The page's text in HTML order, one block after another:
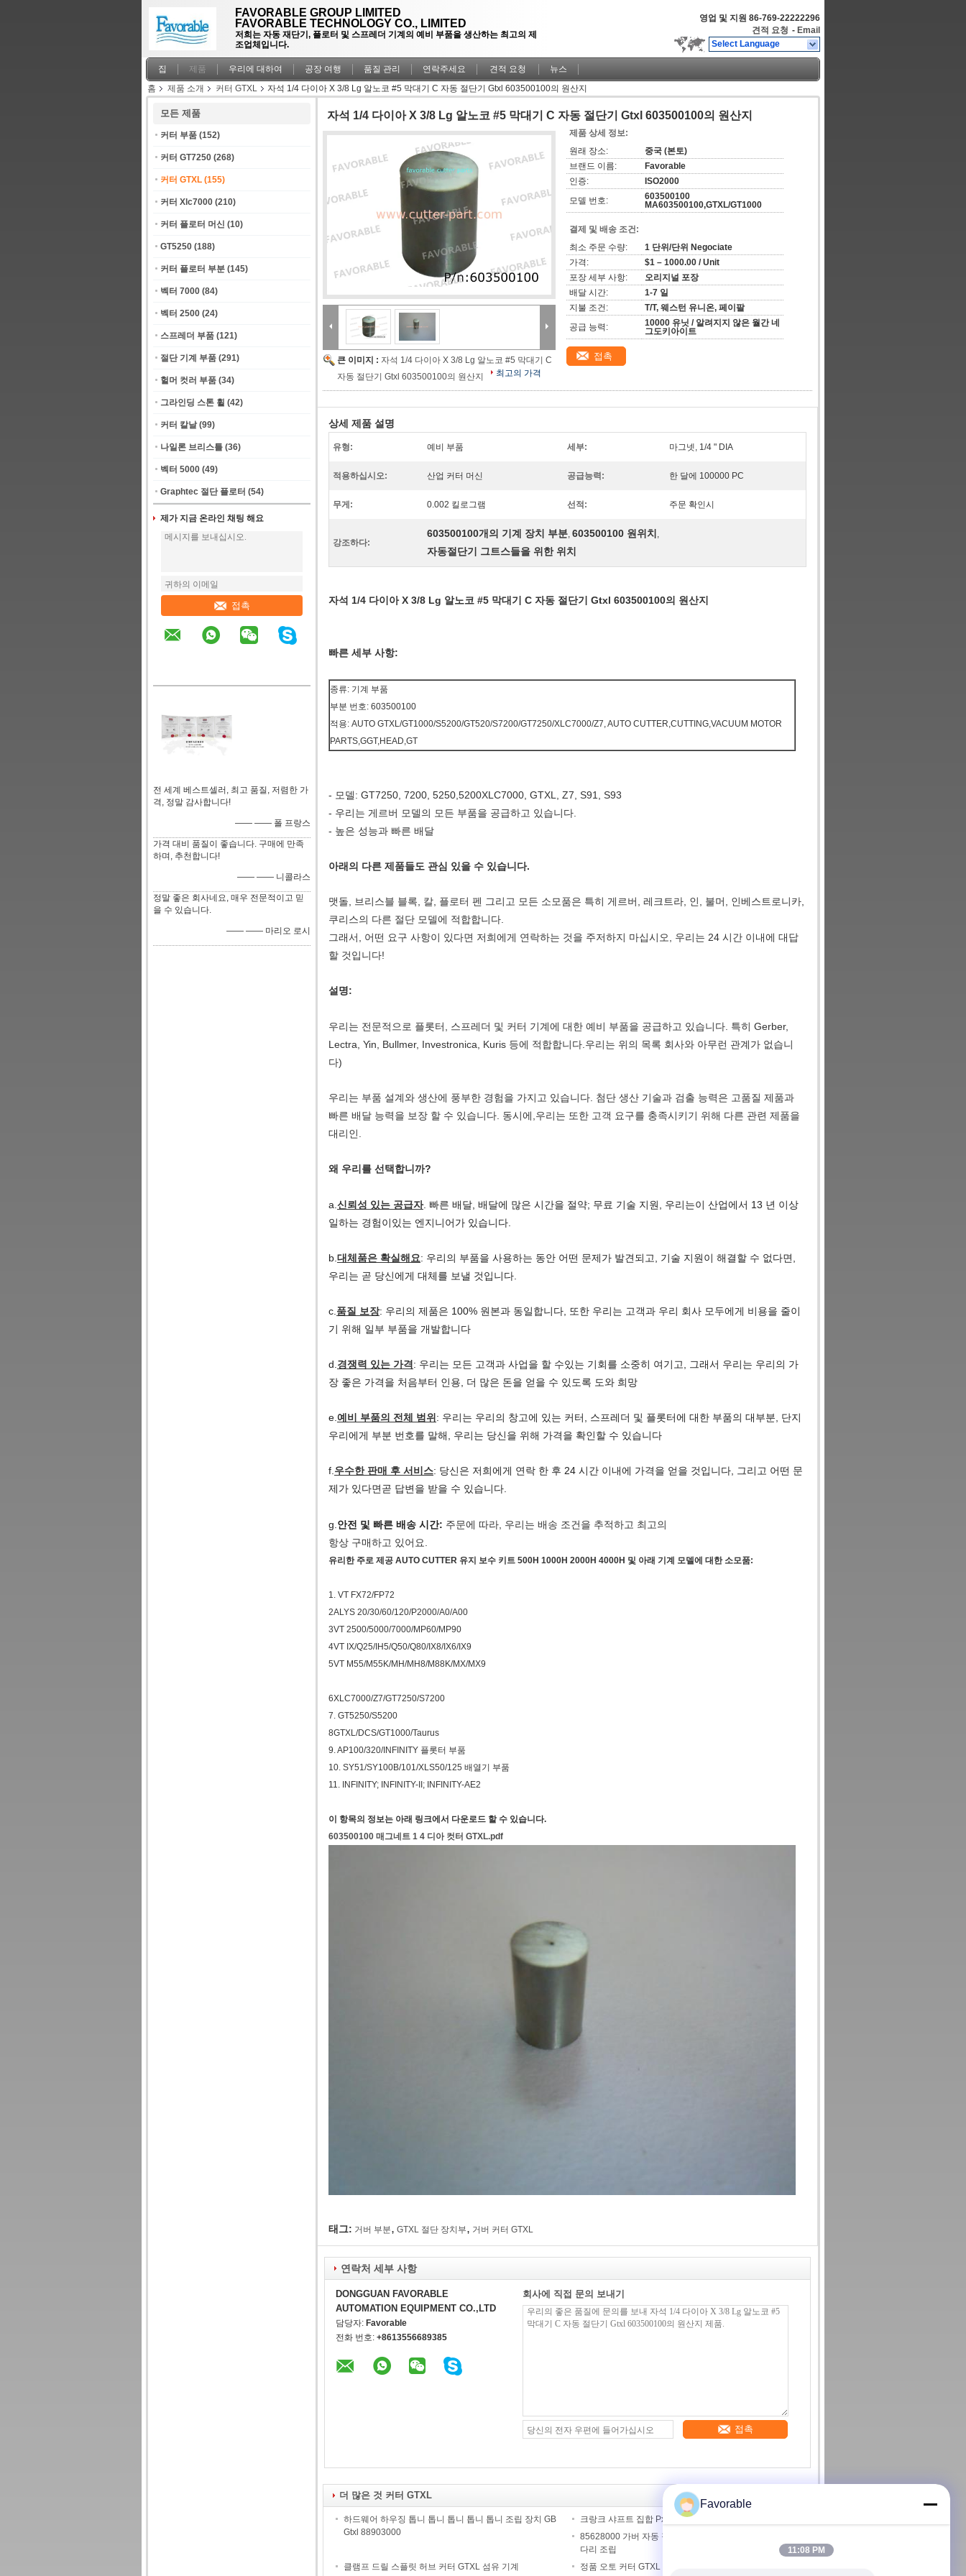
FAVORABLE GROUP LIMITED
FAVORABLE TECHNOLOGY CO., LIMITED
저희는 자동 재단기, 플로터 및 스프레더 기계의 예비 부품을 생산하는 최고의 제
조업체입니다.
영업 및 지원 86-769-22222296
견적 요청 - Email
Select Language
집 제품 우리에 대하여 공장 여행 품질 관리 연락주세요 견적 요청
뉴스
홈
제품 소개 커터 GTXL 자석 1/4 다이아 X 3/8 Lg 알노코 #5 막대기 C 자동 절단기 Gtxl 603500100의 원산지
모든 제품
커터 부품 (152)
커터 GT7250 (268)
커터 GTXL (155)
커터 Xlc7000 (210)
커터 플로터 머신 (10)
GT5250 (188)
커터 플로터 부분 (145)
벡터 7000 (84)
벡터 2500 (24)
스프레더 부품 (121)
절단 기계 부품 (291)
헐머 컷러 부품 (34)
그라인딩 스톤 휠 (42)
커터 칼날 (99)
나일론 브리스틀 (36)
벡터 5000 (49)
Graphtec 절단 플로터 (54)
제가 지금 온라인 채팅 해요
접촉
전 세계 베스트셀러, 최고 품질, 저렴한 가
격, 정말 감사합니다!
—— —— 폴 프랑스
가격 대비 품질이 좋습니다. 구매에 만족
하며, 추천합니다!
—— —— 니콜라스
정말 좋은 회사네요, 매우 전문적이고 믿
을 수 있습니다.
—— —— 마리오 로시
자석 1/4 다이아 X 3/8 Lg 알노코 #5 막대기 C 자동 절단기 Gtxl 603500100의 원산지
큰 이미지 : 자석 1/4 다이아 X 3/8 Lg 알노코 #5 막대기 C
자동 절단기 Gtxl 603500100의 원산지
최고의 가격
제품 상세 정보:
원래 장소:
중국 (본토)
브랜드 이름:
Favorable
인증:
ISO2000
모델 번호:
603500100
MA603500100,GTXL/GT1000
결제 및 배송 조건:
최소 주문 수량:
1 단위/단위 Negociate
가격:
$1 – 1000.00 / Unit
포장 세부 사항:
오리지널 포장
배달 시간:
1-7 일
지불 조건:
T/T, 웨스턴 유니온, 페이팔
공급 능력:
10000 유닛 / 알려지지 않은 월간 네
그도키아이트
접촉
상세 제품 설명
유형: 예비 부품 세부: 마그넷, 1/4 " DIA
적용하십시오: 산업 커터 머신 공급능력: 한 달에 100000 PC
무게: 0.002 킬로그램 선적: 주문 확인시
강조하다:
603500100개의 기계 장치 부분, 603500100 원위치 ,
자동절단기 그트스들을 위한 위치
자석 1/4 다이아 X 3/8 Lg 알노코 #5 막대기 C 자동 절단기 Gtxl 603500100의 원산지
빠른 세부 사항:
종류: 기계 부품
부분 번호: 603500100
적용: AUTO GTXL/GT1000/S5200/GT520/S7200/GT7250/XLC7000/Z7, AUTO CUTTER,CUTTING,VACUUM MOTOR
PARTS,GGT,HEAD,GT
- 모델: GT7250, 7200, 5250,5200XLC7000, GTXL, Z7, S91, S93
- 우리는 게르버 모델의 모든 부품을 공급하고 있습니다.
- 높은 성능과 빠른 배달
아래의 다른 제품들도 관심 있을 수 있습니다.
맷돌, 브리스블 블록, 칼, 플로터 펜 그리고 모든 소모품은 특히 게르버, 레크트라, 인, 불머, 인베스트로니카,
쿠리스의 다른 절단 모델에 적합합니다.
그래서, 어떤 요구 사항이 있다면 저희에게 연락하는 것을 주저하지 마십시오, 우리는 24 시간 이내에 대답
할 것입니다!
설명:
우리는 전문적으로 플롯터, 스프레더 및 커터 기계에 대한 예비 부품을 공급하고 있습니다. 특히 Gerber,
Lectra, Yin, Bullmer, Investronica, Kuris 등에 적합합니다.우리는 위의 목록 회사와 아무런 관계가 없습니
다)
우리는 부품 설계와 생산에 풍부한 경험을 가지고 있습니다. 첨단 생산 기술과 검출 능력은 고품질 제품과
빠른 배달 능력을 보장 할 수 있습니다. 동시에,우리는 또한 고객 요구를 충족시키기 위해 다른 관련 제품을
대리인.
왜 우리를 선택합니까?
a. 신뢰성 있는 공급자. 빠른 배달, 배달에 많은 시간을 절약; 무료 기술 지원, 우리는이 산업에서 13 년 이상
일하는 경험이있는 엔지니어가 있습니다.
b. 대체품은 확실해요: 우리의 부품을 사용하는 동안 어떤 문제가 발견되고, 기술 지원이 해결할 수 없다면,
우리는 곧 당신에게 대체를 보낼 것입니다.
c. 품질 보장: 우리의 제품은 100% 원본과 동일합니다, 또한 우리는 고객과 우리 회사 모두에게 비용을 줄이
기 위해 일부 부품을 개발합니다
d. 경쟁력 있는 가격 : 우리는 모든 고객과 사업을 할 수있는 기회를 소중히 여기고, 그래서 우리는 우리의 가
장 좋은 가격을 처음부터 인용, 더 많은 돈을 얻을 수 있도록 도와 희망
e. 예비 부품의 전체 범위 : 우리는 우리의 창고에 있는 커터, 스프레더 및 플롯터에 대한 부품의 대부분, 단지
우리에게 부분 번호를 말해, 우리는 당신을 위해 가격을 확인할 수 있습니다
f. 우수한 판매 후 서비스: 당신은 저희에게 연락 한 후 24 시간 이내에 가격을 얻을 것입니다, 그리고 어떤 문
제가 있다면곧 답변을 받을 수 있습니다.
g. 안전 및 빠른 배송 시간: 주문에 따라, 우리는 배송 조건을 추적하고 최고의
항상 구매하고 있어요.
유리한 주로 제공 AUTO CUTTER 유지 보수 키트 500H 1000H 2000H 4000H 및 아래 기계 모델에 대한 소모품:
1. VT FX72/FP72
2ALYS 20/30/60/120/P2000/A0/A00
3VT 2500/5000/7000/MP60/MP90
4VT IX/Q25/IH5/Q50/Q80/IX8/IX6/IX9
5VT M55/M55K/MH/MH8/M88K/MX/MX9
6XLC7000/Z7/GT7250/S7200
7. GT5250/S5200
8GTXL/DCS/GT1000/Taurus
9. AP100/320/INFINITY 플롯터 부품
10. SY51/SY100B/101/XLS50/125 배열기 부품
11. INFINITY; INFINITY-II; INFINITY-AE2
이 항목의 정보는 아래 링크에서 다운로드 할 수 있습니다.
603500100 매그네트 1 4 디아 컷터 GTXL.pdf
태그: 거버 부분, GTXL 절단 장치부, 거버 커터 GTXL
연락처 세부 사항
DONGGUAN FAVORABLE
AUTOMATION EQUIPMENT CO.,LTD
담당자: Favorable
전화 번호: +8613556689385
회사에 직접 문의 보내기
접촉
더 많은 것 커터 GTXL
하드웨어 하우징 톱니 톱니 톱니 톱니 톱니 조립 장치 GB
Gtxl 88903000
크랑크 샤프트 집합 Px 엘리베이터 캐리 아시
85628000 가버 자동 절단기 GTXL용 선도기 및 압축기
다리 조립
클램프 드릴 스플릿 허브 커터 GTXL 섬유 기계
정품 오토 커터 GTXL 586500067 KIT BELT W/ SPG (공
Favorable
11:08 PM